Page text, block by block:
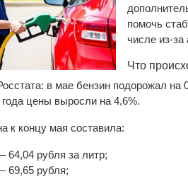
помочь
числе из-за
Что
в мае бензин подорожал на
года цены выросли на 4,6%.
к концу мая составила:
64,04 рубля за литр;
69,65 рубля;